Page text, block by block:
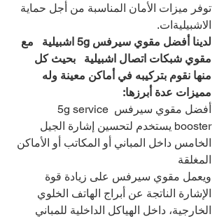
توفر ميزات الأمان المناسبة من أجل حماية
الاشبيليةات.
لدينا أفضل مقوي سيرفس 5g اشبيلية   مع
مقوي شبكات اتصال اشبيلية   بحيث كل
منها نقوم بتركيبه في أماكن معينة وله
مميزات عدة أبرزها:
أفضل مقوي سيرفس 5g service
booster يستخدم لتحسين إشارة الجيل
الخامس داخل المباني أو المكاتب أو الأماكن
المغلقة
ويعمل مقوي سيرفس على زيادة قوة
الإشارة الناتجة عن أبراج الهاتف الخلوي
الخارجية، داخل الهياكل الداخلية للمباني